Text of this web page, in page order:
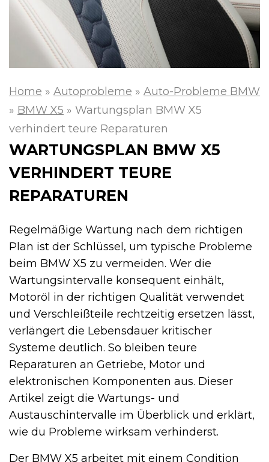
Home » Autoprobleme » Auto-Probleme BMW
» BMW X5 » Wartungsplan BMW X5
verhindert teure Reparaturen
WARTUNGSPLAN BMW X5
VERHINDERT TEURE
REPARATUREN
Regelmäßige Wartung nach dem richtigen
Plan ist der Schlüssel, um typische Probleme
beim BMW X5 zu vermeiden. Wer die
Wartungsintervalle konsequent einhält,
Motoröl in der richtigen Qualität verwendet
und Verschleißteile rechtzeitig ersetzen lässt,
verlängert die Lebensdauer kritischer
Systeme deutlich. So bleiben teure
Reparaturen an Getriebe, Motor und
elektronischen Komponenten aus. Dieser
Artikel zeigt die Wartungs- und
Austauschintervalle im Überblick und erklärt,
wie du Probleme wirksam verhinderst.
Der BMW X5 arbeitet mit einem Condition